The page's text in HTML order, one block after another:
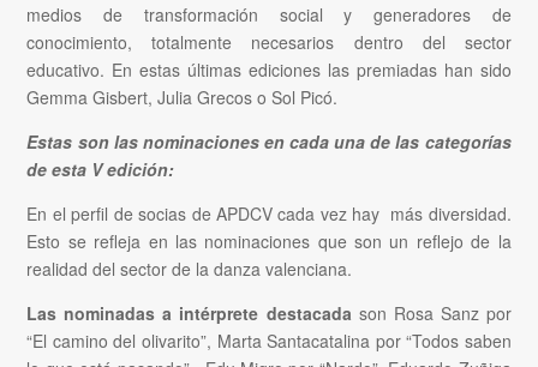
medios de transformación social y generadores de
conocimiento, totalmente necesarios dentro del sector
educativo. En estas últimas ediciones las premiadas han sido
Gemma Gisbert, Julia Grecos o Sol Picó.
Estas son las nominaciones en cada una de las categorías
de esta V edición:
En el perfil de socias de APDCV cada vez hay más diversidad.
Esto se refleja en las nominaciones que son un reflejo de la
realidad del sector de la danza valenciana.
Las nominadas a intérprete destacada son Rosa Sanz por
“El camino del olivarito”, Marta Santacatalina por “Todos saben